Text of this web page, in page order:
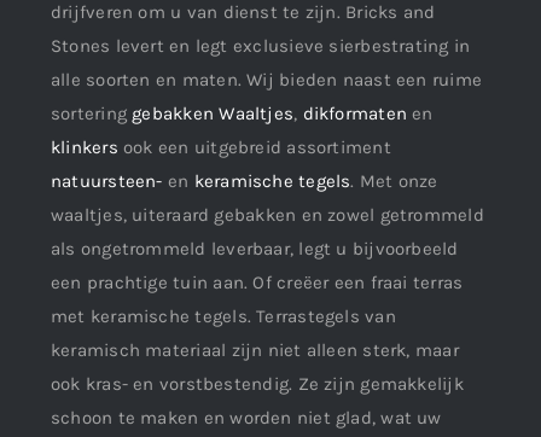
drijfveren om u van dienst te zijn. Bricks and
Stones levert en legt exclusieve sierbestrating in
alle soorten en maten. Wij bieden naast een ruime
sortering gebakken Waaltjes, dikformaten en
klinkers ook een uitgebreid assortiment
natuursteen- en keramische tegels. Met onze
waaltjes, uiteraard gebakken en zowel getrommeld
als ongetrommeld leverbaar, legt u bijvoorbeeld
een prachtige tuin aan. Of creëer een fraai terras
met keramische tegels. Terrastegels van
keramisch materiaal zijn niet alleen sterk, maar
ook kras- en vorstbestendig. Ze zijn gemakkelijk
schoon te maken en worden niet glad, wat uw